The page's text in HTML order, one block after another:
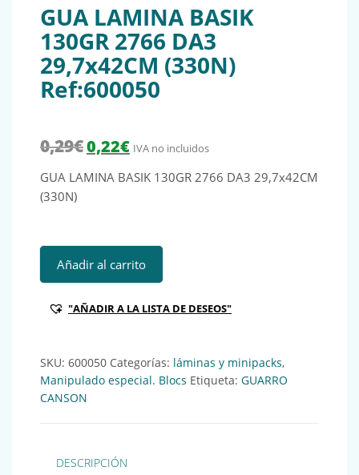
GUA LAMINA BASIK
130GR 2766 DA3
29,7x42CM (330N)
Ref:600050
0,29€ El precio original era: 0,29€.
0,22€El precio actual es: 0,22€.
IVA no incluidos
GUA LAMINA BASIK 130GR 2766 DA3 29,7x42CM
(330N)
GUA LAMINA BASIK 130GR 2766 DA3 29,7x42CM (330N)
Añadir al carrito
"AÑADIR A LA LISTA DE DESEOS"
SKU: 600050 Categorías: láminas y minipacks,
Manipulado especial. Blocs Etiqueta: GUARRO
CANSON
DESCRIPCIÓN